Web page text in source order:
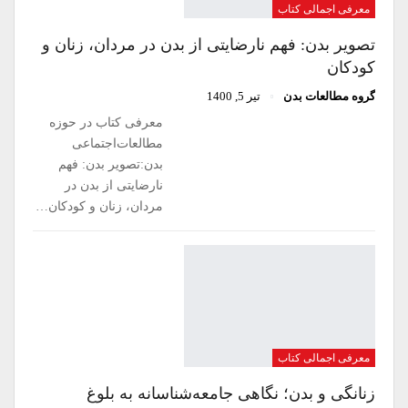
معرفی اجمالی کتاب
تصویر بدن: فهم نارضایتی از بدن در مردان، زنان و
کودکان
گروه مطالعات بدن
تیر 5, 1400
معرفی کتاب در حوزه
مطالعات‌اجتماعی
بدن:تصویر بدن: فهم
نارضایتی از بدن در
مردان، زنان و کودکان…
معرفی اجمالی کتاب
زنانگی و بدن؛ نگاهی جامعه‌‌شناسانه به بلوغ